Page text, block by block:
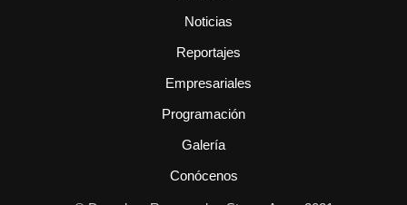
Noticias
Reportajes
Empresariales
Programación
Galería
Conócenos